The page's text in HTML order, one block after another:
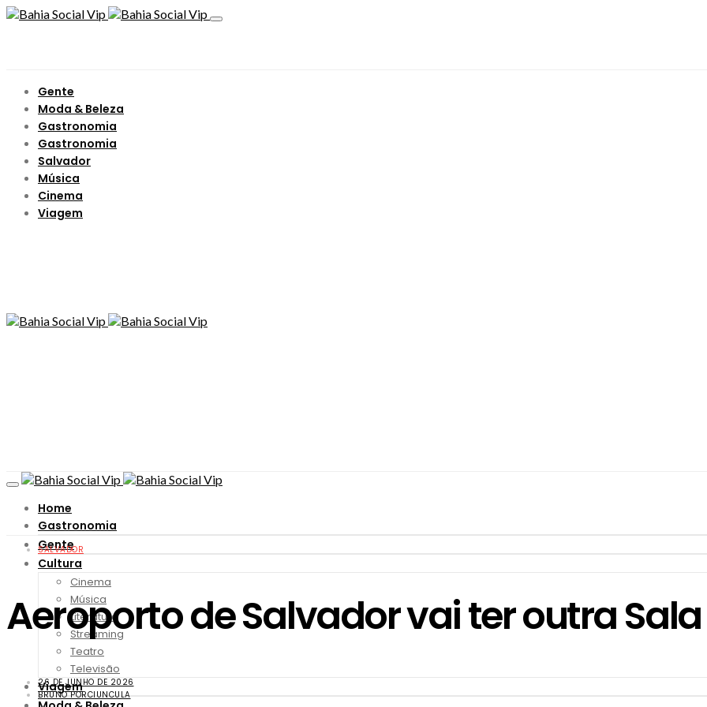
Gente
Moda & Beleza
Gastronomia
Gastronomia
Salvador
Música
Cinema
Viagem
Home
Gastronomia
Gente
Cultura
Cinema
Música
Literatura
Streaming
Teatro
Televisão
Viagem
SALVADOR
Aeroporto de Salvador vai ter outra Sala
26 DE JUNHO DE 2026
BRUNO PORCIUNCULA